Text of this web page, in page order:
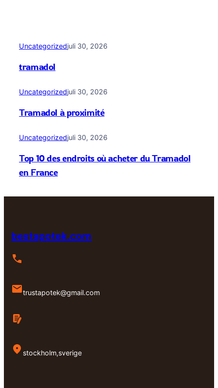
Uncategorizedjuli 30, 2026
tramadol
Uncategorizedjuli 30, 2026
Tramadol à proximité
Uncategorizedjuli 30, 2026
Top 10 des endroits où acheter du Tramadol
en France
bestapotek.com
trustapotek@gmail.com
stockholm,sverige